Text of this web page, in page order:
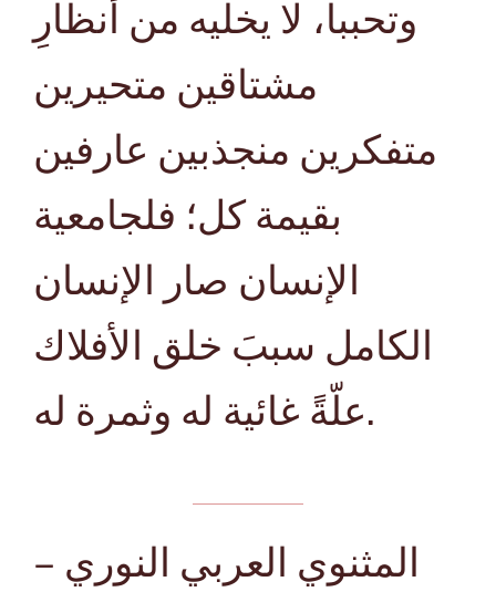
وتحببا، لا يخليه من أنظارِ
مشتاقين متحيرين
متفكرين منجذبين عارفين
بقيمة كل؛ فلجامعية
الإنسان صار الإنسان
الكامل سببَ خلق الأفلاك
علّةً غائية له وثمرة له.
المثنوي العربي النوري –